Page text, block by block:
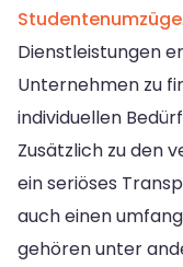
Studentenumzüge
Dienstleistungen
Unternehmen zu
individuellen
Zusätzlich zu den
ein seriöses
auch einen
gehören unter